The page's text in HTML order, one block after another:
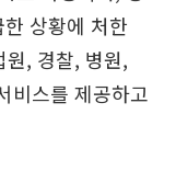
상황에 처한
원, 경찰, 병원,
비스를 제공하고